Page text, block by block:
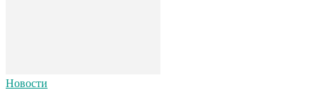
Новости